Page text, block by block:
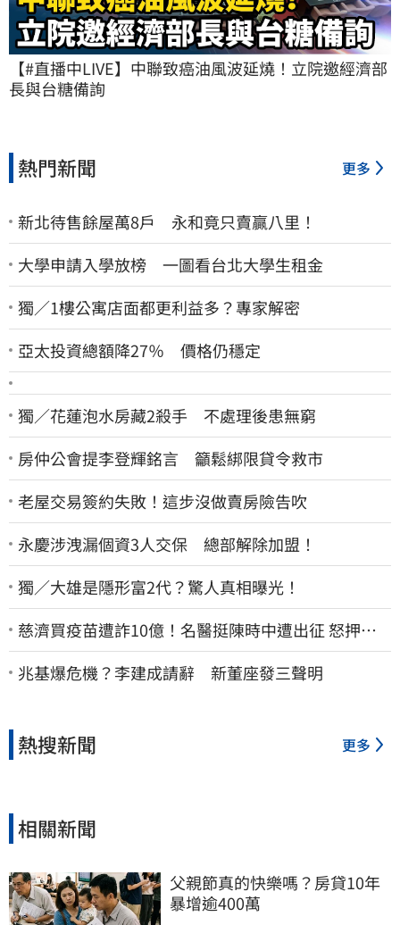
【#直播中LIVE】中聯致癌油風波延燒！立院邀經濟部
長與台糖備詢
熱門新聞 更多
新北待售餘屋萬8戶 永和竟只賣贏八里！
大學申請入學放榜 一圖看台北大學生租金
獨／1樓公寓店面都更利益多？專家解密
亞太投資總額降27％ 價格仍穩定
獨／花蓮泡水房藏2殺手 不處理後患無窮
房仲公會提李登輝銘言 籲鬆綁限貸令救市
老屋交易簽約失敗！這步沒做賣房險告吹
永慶涉洩漏個資3人交保 總部解除加盟！
獨／大雄是隱形富2代？驚人真相曝光！
慈濟買疫苗遭詐10億！名醫挺陳時中遭出征 怒押身
家嗆爆藍白粉
兆基爆危機？李建成請辭 新董座發三聲明
熱搜新聞 更多
相關新聞
父親節真的快樂嗎？房貸10年
暴增逾400萬